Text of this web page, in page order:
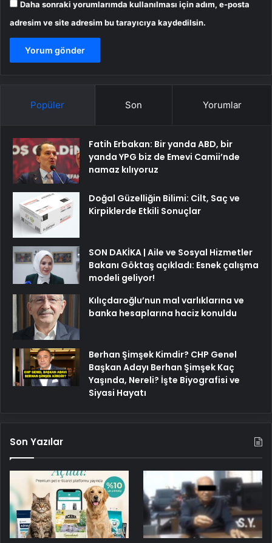
Daha sonraki yorumlarımda kullanılması için adım, e-posta
adresim ve site adresim bu tarayıcıya kaydedilsin.
Popüler Son Yorumlar
Fatih Erbakan: Bir yanda ABD, bir
yanda YPG biz de Emevi Camii’nde
namaz kılıyoruz
Doğal Güzelliğin Bilimi: Cilt, Saç ve
Kirpiklerde Etkili Sonuçlar
SON DAKİKA | Aile ve Sosyal Hizmetler
Bakanı Göktaş açıkladı: Esnek çalışma
modeli geliyor!
Kılıçdaroğlu’nun mal varlıklarına ve
banka hesaplarına haciz konuldu
Berhan Şimşek Kimdir? CHP Genel
Başkan Adayı Berhan Şimşek Kaç
Yaşında, Nereli? İşte Biyografisi ve
Siyasi Hayatı
Son Yazılar